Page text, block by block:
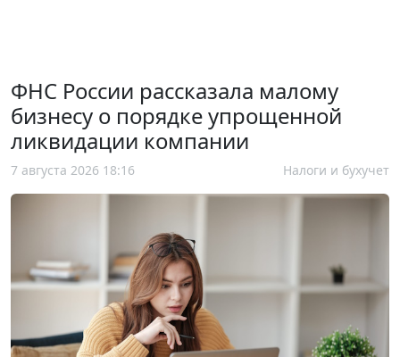
ФНС России рассказала малому
бизнесу о порядке упрощенной
ликвидации компании
7 августа 2026 18:16 Налоги и бухучет